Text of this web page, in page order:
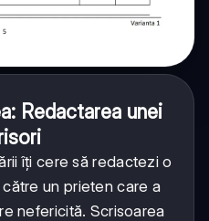
Redactarea unei
îți cere să redactezi o
un prieten care a
nefericită. Scrisoarea